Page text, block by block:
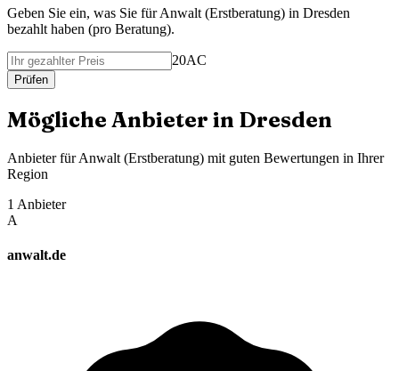
Geben Sie ein, was Sie fürAnwalt (Erstberatung) in Dresden
bezahlt haben (pro Beratung).
20AC
Prüfen
Mögliche Anbieter in Dresden
Anbieter fürAnwalt (Erstberatung) mit guten Bewertungen in Ihrer
Region
1 Anbieter
A
anwalt.de